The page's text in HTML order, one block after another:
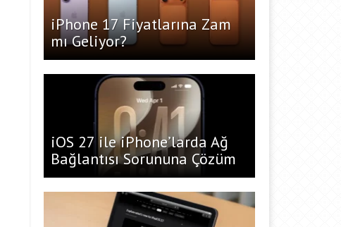
iPhone 17 Fiyatlarına Zam
mı Geliyor?
iOS 27 ile iPhone’larda Ağ
Bağlantısı Sorununa Çözüm